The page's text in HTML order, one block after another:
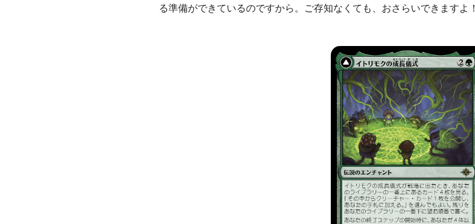
る準備ができているのですから。ご存知なくても、おさらいできますよ！